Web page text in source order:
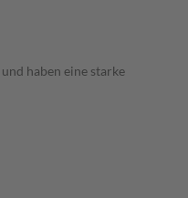
haben eine starke